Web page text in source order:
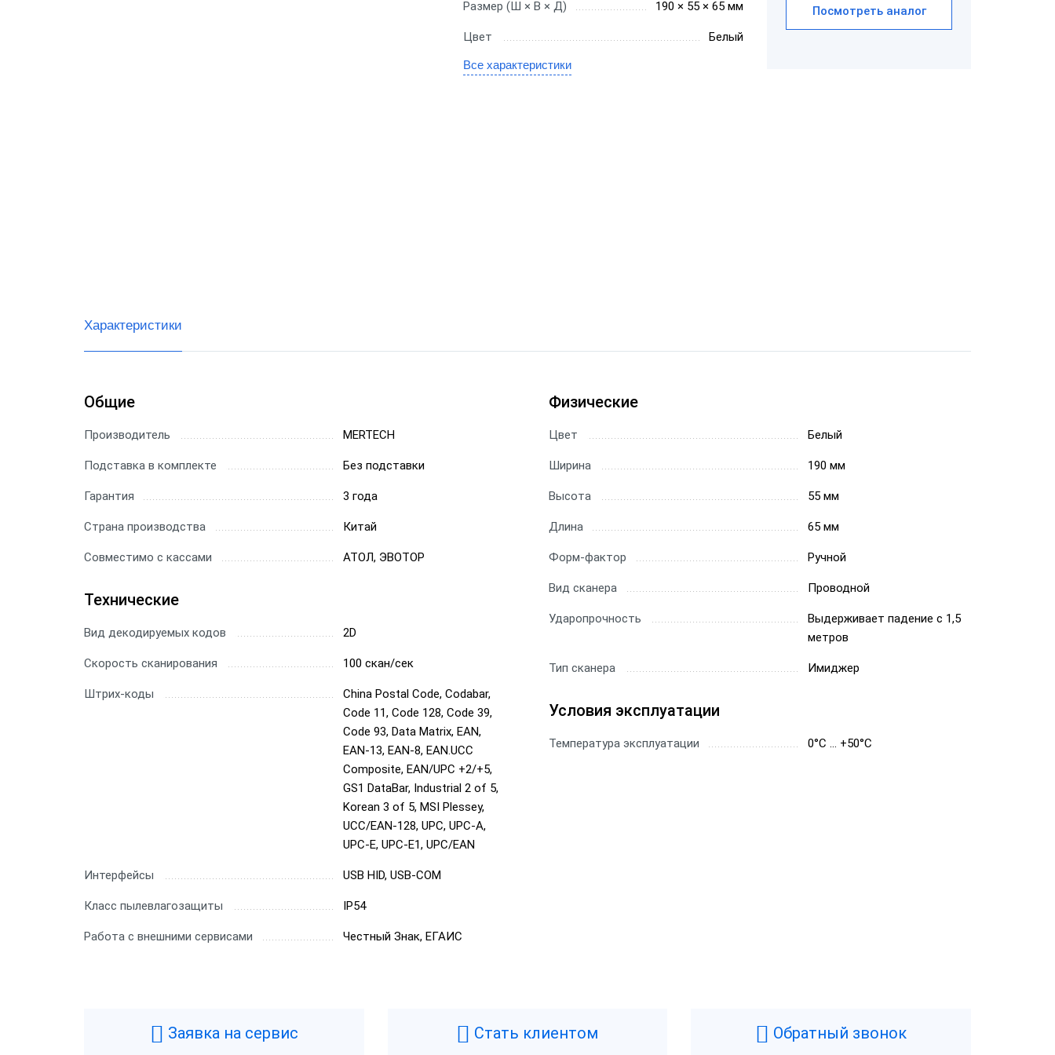
Сканеры для 1С
Сканеры ЕГАИС
Размер (Ш × В × Д) 190 × 55 × 65 мм
Цвет Белый
Все характеристики
Посмотреть аналог
Характеристики
Общие
Производитель MERTECH
Подставка в комплекте Без подставки
Гарантия 3 года
Страна производства Китай
Совместимо с кассами АТОЛ, ЭВОТОР
Технические
Вид декодируемых кодов 2D
Скорость сканирования 100 скан/сек
Штрих-коды
China Postal Code, Codabar,
Code 11, Code 128, Code 39,
Code 93, Data Matrix, EAN,
EAN-13, EAN-8, EAN.UCC
Composite, EAN/UPC +2/+5,
GS1 DataBar, Industrial 2 of 5,
Korean 3 of 5, MSI Plessey,
UCC/EAN-128, UPC, UPC-A,
UPC-E, UPC-E1, UPC/EAN
Интерфейсы USB HID, USB-COM
Класс пылевлагозащиты IP54
Работа с внешними сервисами Честный Знак, ЕГАИС
Физические
Цвет Белый
Ширина 190 мм
Высота 55 мм
Длина 65 мм
Форм-фактор Ручной
Вид сканера Проводной
Ударопрочность
Выдерживает падение с 1,5
метров
Тип сканера Имиджер
Условия эксплуатации
Температура эксплуатации 0°C … +50°C
Заявка на сервис Стать клиентом Обратный звонок